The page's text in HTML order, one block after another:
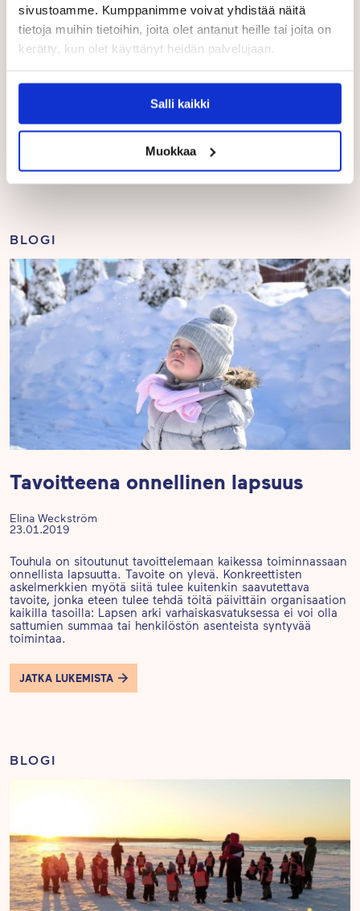
sivustoamme. Kumppanimme voivat yhdistää näitä
tietoja muihin tietoihin, joita olet antanut heille tai joita on
kerätty, kun olet käyttänyt heidän palvelujaan.
Salli kaikki
Muokkaa
Tiia Lampela
29.01.2019
turvallista ja kiireetöntä ilmapiiriä niin lapsille, vanhemmille
BLOGI
Tavoitteena onnellinen lapsuus
Elina Weckström
23.01.2019
Touhula on sitoutunut tavoittelemaan kaikessa toiminnassaan
onnellista lapsuutta. Tavoite on ylevä. Konkreettisten
askelmerkkien myötä siitä tulee kuitenkin saavutettava
tavoite, jonka eteen tulee tehdä töitä päivittäin organisaation
kaikilla tasoilla: Lapsen arki varhaiskasvatuksessa ei voi olla
sattumien summaa tai henkilöstön asenteista syntyvää
toimintaa.
JATKA LUKEMISTA
BLOGI